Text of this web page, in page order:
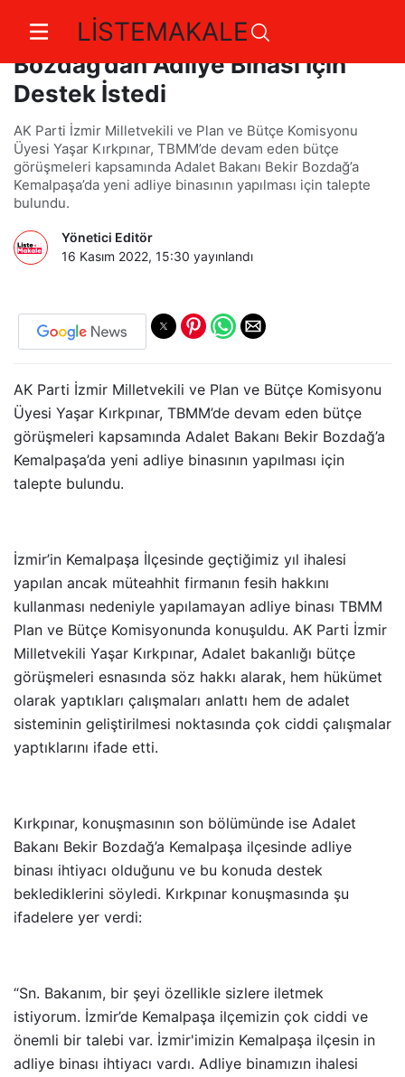
LİSTEMAKALE
Ak Partili Yaşar Kırkpınar, Bakan
Bozdağ’dan Adliye Binası İçin
Destek İstedi
AK Parti İzmir Milletvekili ve Plan ve Bütçe Komisyonu
Üyesi Yaşar Kırkpınar, TBMM’de devam eden bütçe
görüşmeleri kapsamında Adalet Bakanı Bekir Bozdağ’a
Kemalpaşa’da yeni adliye binasının yapılması için talepte
bulundu.
Yönetici Editör
16 Kasım 2022, 15:30 yayınlandı
AK Parti İzmir Milletvekili ve Plan ve Bütçe Komisyonu
Üyesi Yaşar Kırkpınar, TBMM’de devam eden bütçe
görüşmeleri kapsamında Adalet Bakanı Bekir Bozdağ’a
Kemalpaşa’da yeni adliye binasının yapılması için
talepte bulundu.
İzmir’in Kemalpaşa İlçesinde geçtiğimiz yıl ihalesi
yapılan ancak müteahhit firmanın fesih hakkını
kullanması nedeniyle yapılamayan adliye binası TBMM
Plan ve Bütçe Komisyonunda konuşuldu. AK Parti İzmir
Milletvekili Yaşar Kırkpınar, Adalet bakanlığı bütçe
görüşmeleri esnasında söz hakkı alarak, hem hükümet
olarak yaptıkları çalışmaları anlattı hem de adalet
sisteminin geliştirilmesi noktasında çok ciddi çalışmalar
yaptıklarını ifade etti.
Kırkpınar, konuşmasının son bölümünde ise Adalet
Bakanı Bekir Bozdağ’a Kemalpaşa ilçesinde adliye
binası ihtiyacı olduğunu ve bu konuda destek
beklediklerini söyledi. Kırkpınar konuşmasında şu
ifadelere yer verdi:
“Sn. Bakanım, bir şeyi özellikle sizlere iletmek
istiyorum. İzmir’de Kemalpaşa ilçemizin çok ciddi ve
önemli bir talebi var. İzmir'imizin Kemalpaşa ilçesin in
adliye binası ihtiyacı vardı. Adliye binamızın ihalesi